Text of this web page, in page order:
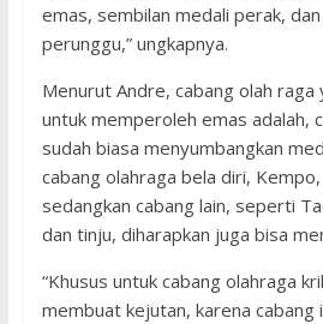
emas, sembilan medali perak,
perunggu,” ungkapnya.
Menurut Andre, cabang olah raga
untuk memperoleh emas adalah,
sudah biasa menyumbangkan
cabang olahraga bela diri,
sedangkan cabang lain, seperti
dan tinju, diharapkan juga bisa
“Khusus untuk cabang olahraga
membuat kejutan, karena cabang